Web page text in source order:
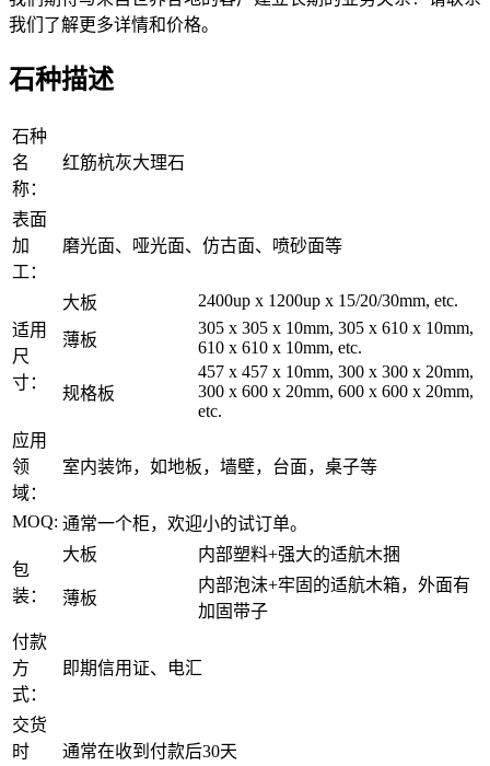
我们了解更多详情和价格。
石种描述
石种
名
称：
红筋杭灰大理石
表面
加
工：
磨光面、哑光面、仿古面、喷砂面等
适用
尺
寸：
大板 2400up x 1200up x 15/20/30mm, etc.
薄板
305 x 305 x 10mm, 305 x 610 x 10mm,
610 x 610 x 10mm, etc.
规格板
457 x 457 x 10mm, 300 x 300 x 20mm,
300 x 600 x 20mm, 600 x 600 x 20mm,
etc.
应用
领
域：
室内装饰，如地板，墙壁，台面，桌子等
MOQ: 通常一个柜，欢迎小的试订单。
包
装：
大板 内部塑料+强大的适航木捆
薄板
内部泡沫+牢固的适航木箱，外面有
加固带子
付款
方
式：
即期信用证、电汇
交货
时
通常在收到付款后30天